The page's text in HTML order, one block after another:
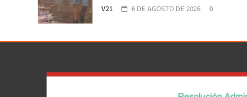
V21 6 DE AGOSTO DE 2026 0